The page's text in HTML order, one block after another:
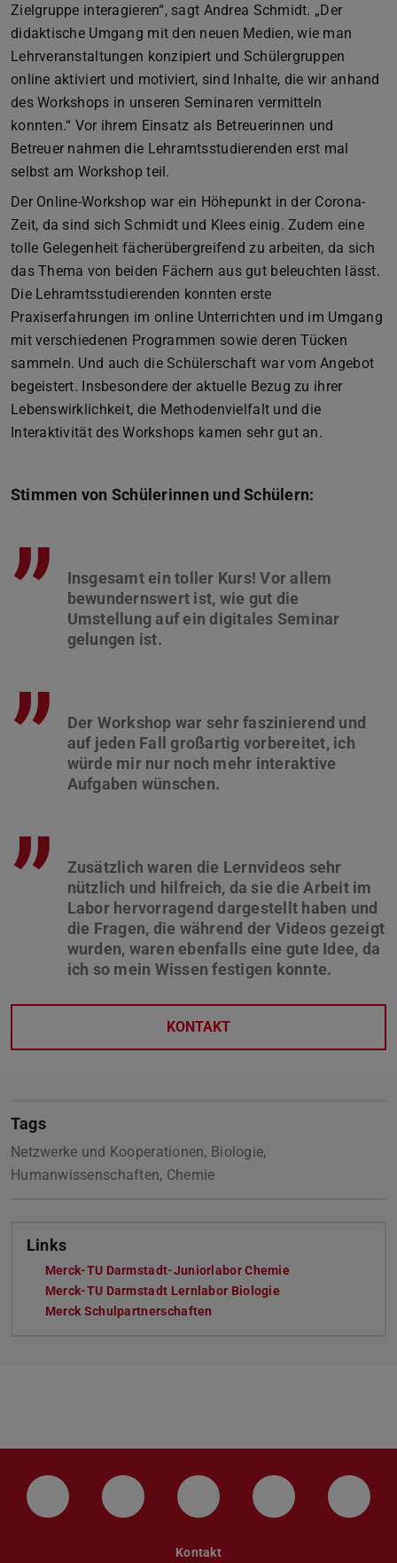
Zielgruppe interagieren“, sagt Andrea Schmidt. „Der
didaktische Umgang mit den neuen Medien, wie man
Lehrveranstaltungen konzipiert und Schülergruppen
online aktiviert und motiviert, sind Inhalte, die wir anhand
des Workshops in unseren Seminaren vermitteln
konnten.“ Vor ihrem Einsatz als Betreuerinnen und
Betreuer nahmen die Lehramtsstudierenden erst mal
selbst am Workshop teil.
Der Online-Workshop war ein Höhepunkt in der Corona-
Zeit, da sind sich Schmidt und Klees einig. Zudem eine
tolle Gelegenheit fächerübergreifend zu arbeiten, da sich
das Thema von beiden Fächern aus gut beleuchten lässt.
Die Lehramtsstudierenden konnten erste
Praxiserfahrungen im online Unterrichten und im Umgang
mit verschiedenen Programmen sowie deren Tücken
sammeln. Und auch die Schülerschaft war vom Angebot
begeistert. Insbesondere der aktuelle Bezug zu ihrer
Lebenswirklichkeit, die Methodenvielfalt und die
Interaktivität des Workshops kamen sehr gut an.
Stimmen von Schülerinnen und Schülern:
”
Insgesamt ein toller Kurs! Vor allem
bewundernswert ist, wie gut die
Umstellung auf ein digitales Seminar
”
Der Workshop war sehr faszinierend und
auf jeden Fall großartig vorbereitet, ich
würde mir nur noch mehr interaktive
”
Zusätzlich waren die Lernvideos sehr
nützlich und hilfreich, da sie die Arbeit im
Labor hervorragend dargestellt haben und
die Fragen, die während der Videos gezeigt
wurden, waren ebenfalls eine gute Idee, da
KONTAKT
Tags
Netzwerke und Kooperationen, Biologie,
Humanwissenschaften, Chemie
Links
Merck-TU Darmstadt-Juniorlabor Chemie
Merck-TU Darmstadt Lernlabor Biologie
Merck Schulpartnerschaften
LinkedIn-Seite der TU Darmstadt
Instagram-Kanal der TU
Bluesky-Kanal der TU
Facebook-
Kontakt